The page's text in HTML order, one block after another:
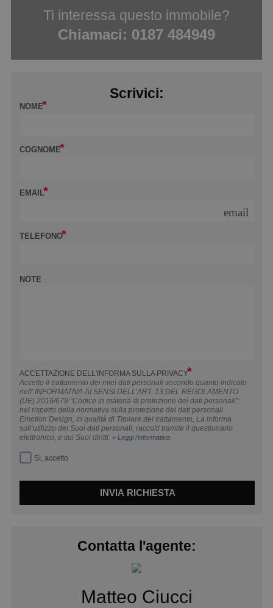
Ti interessa questo immobile?
Chiamaci: 0187 484949
Scrivici:
NOME
COGNOME
EMAIL
email
TELEFONO
NOTE
ACCETTAZIONE DELL'INFORMA SULLA PRIVACY
Accetto il trattamento dei miei dati personali secondo quanto indicato
nell' INFORMATIVA AI SENSI DELL’ART. 13 DEL REGOLAMENTO
(UE) 2016/679 “Codice in materia di protezione dei dati personali”:
nel rispetto della normativa sulla protezione dei dati personali
Emotion Design, in qualità di Titolare del trattamento, La informa
sull’utilizzo dei Suoi dati personali, raccolti tramite il questionario
elettronico, e sui Suoi diritti.» Leggi l'informativa
Sì, accetto
INVIA RICHIESTA
Contatta l'agente:
Matteo Ciucci